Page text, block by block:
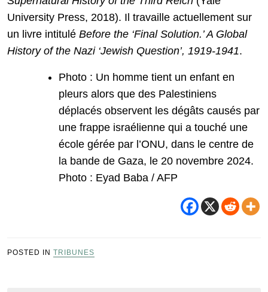
University Press, 2018). Il travaille actuellement sur
un livre intitulé Before the ‘Final Solution.’ A Global
History of the Nazi ‘Jewish Question’, 1919-1941.
Photo : Un homme tient un enfant en
pleurs alors que des Palestiniens
déplacés observent les dégâts causés par
une frappe israélienne qui a touché une
école gérée par l’ONU, dans le centre de
la bande de Gaza, le 20 novembre 2024.
Photo : Eyad Baba / AFP
POSTED IN TRIBUNES